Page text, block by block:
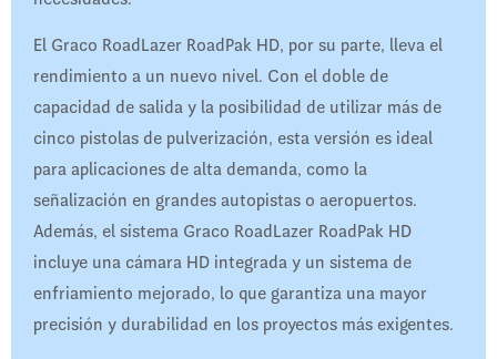
El Graco RoadLazer RoadPak HD, por su parte, lleva el
rendimiento a un nuevo nivel. Con el doble de
capacidad de salida y la posibilidad de utilizar más de
cinco pistolas de pulverización, esta versión es ideal
para aplicaciones de alta demanda, como la
señalización en grandes autopistas o aeropuertos.
Además, el sistema Graco RoadLazer RoadPak HD
incluye una cámara HD integrada y un sistema de
enfriamiento mejorado, lo que garantiza una mayor
precisión y durabilidad en los proyectos más exigentes.